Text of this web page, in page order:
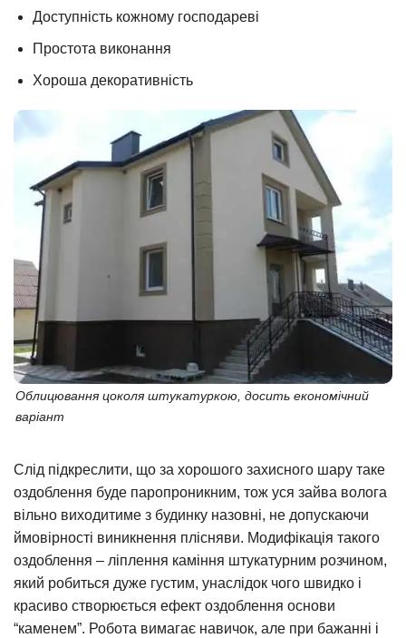
Доступність кожному господареві
Простота виконання
Хороша декоративність
Облицювання цоколя штукатуркою, досить економічний
варіант
Слід підкреслити, що за хорошого захисного шару таке
оздоблення буде паропроникним, тож уся зайва волога
вільно виходитиме з будинку назовні, не допускаючи
ймовірності виникнення плісняви. Модифікація такого
оздоблення – ліплення каміння штукатурним розчином,
який робиться дуже густим, унаслідок чого швидко і
красиво створюється ефект оздоблення основи
“каменем”. Робота вимагає навичок, але при бажанні і